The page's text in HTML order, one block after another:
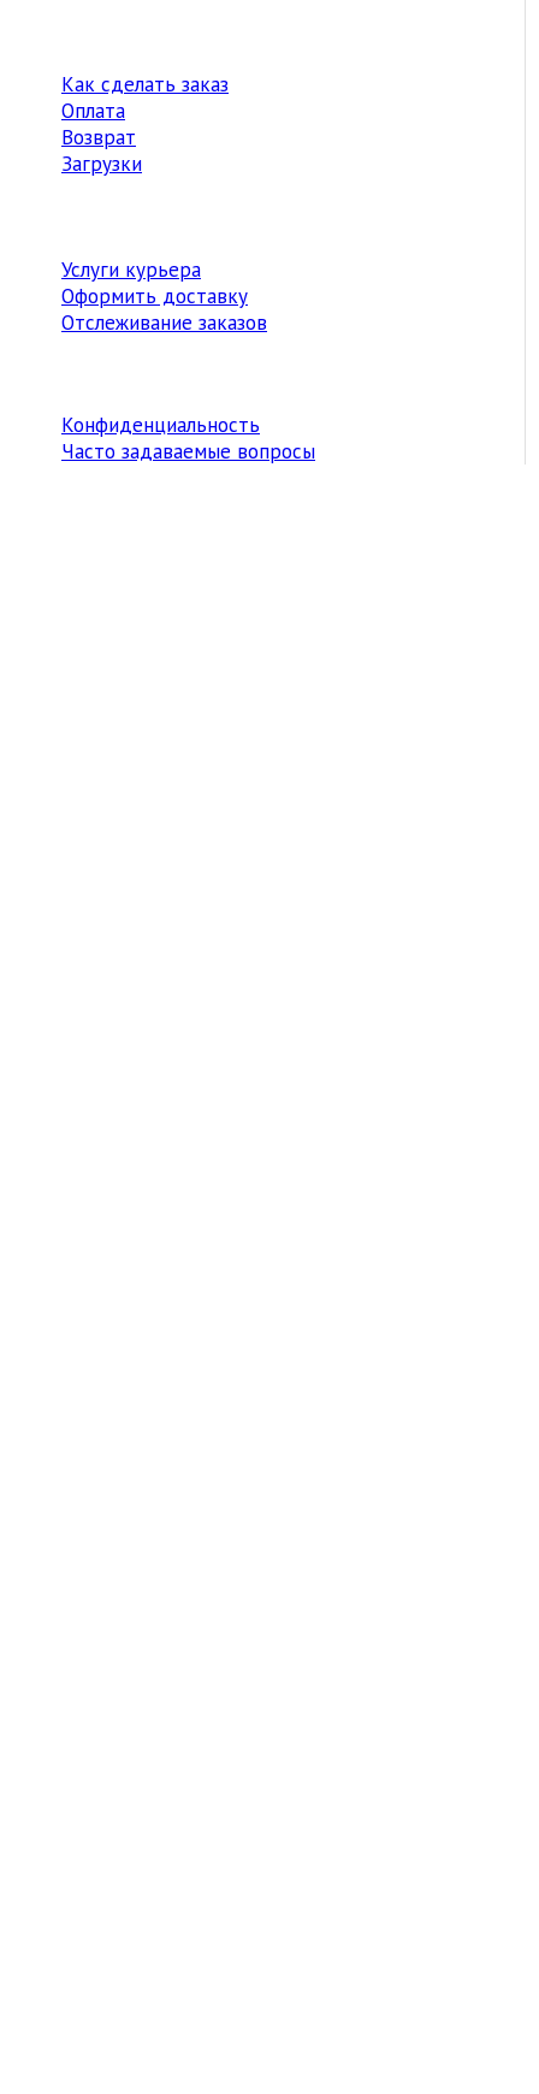
Как сделать заказ
Оплата
Возврат
Загрузки
Услуги курьера
Оформить доставку
Отслеживание заказов
Конфиденциальность
Часто задаваемые вопросы